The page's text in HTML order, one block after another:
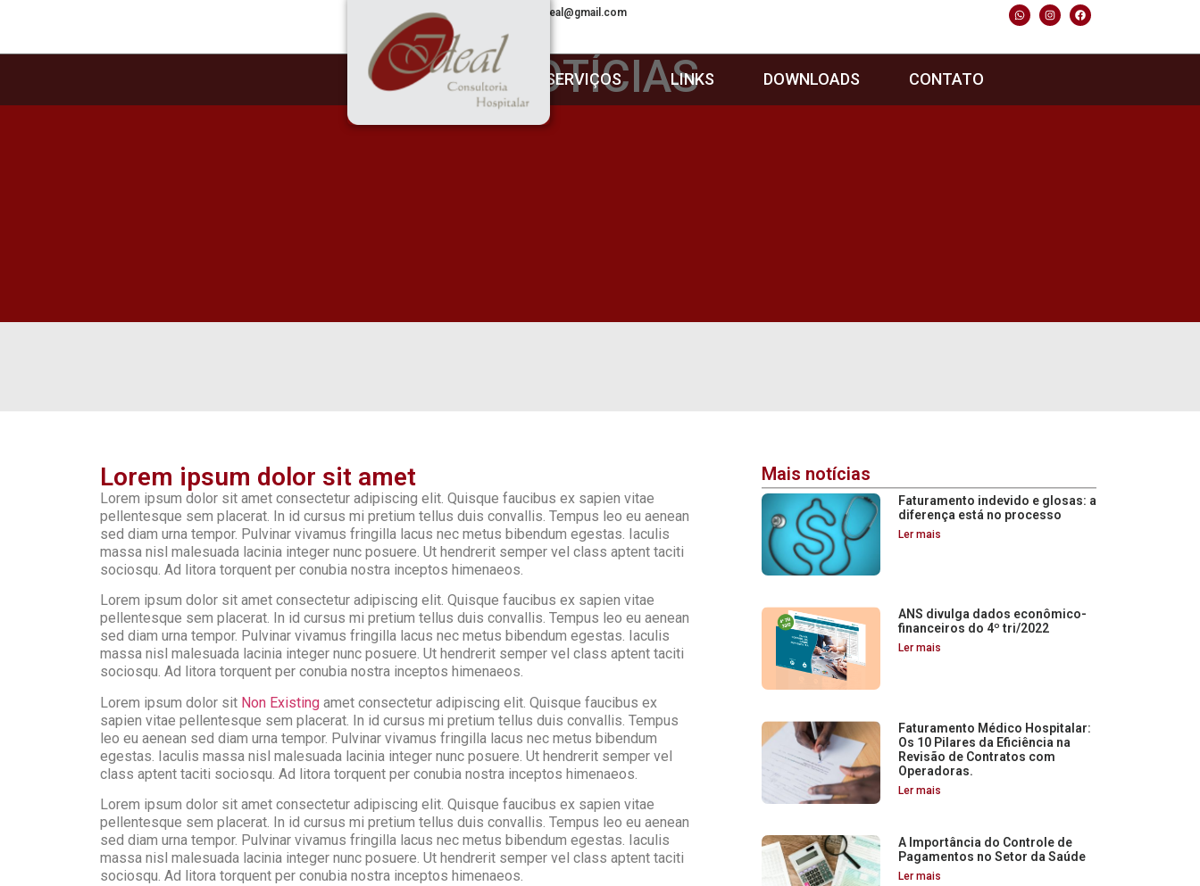
55 21 3045-4783 consult.ideal@gmail.com
HOME SOBRE SERVIÇOS LINKS DOWNLOADS CONTATO
NOTÍCIAS
Lorem ipsum dolor sit amet
Lorem ipsum dolor sit amet consectetur adipiscing elit. Quisque faucibus ex sapien vitae
pellentesque sem placerat. In id cursus mi pretium tellus duis convallis. Tempus leo eu aenean
sed diam urna tempor. Pulvinar vivamus fringilla lacus nec metus bibendum egestas. Iaculis
massa nisl malesuada lacinia integer nunc posuere. Ut hendrerit semper vel class aptent taciti
sociosqu. Ad litora torquent per conubia nostra inceptos himenaeos.
Lorem ipsum dolor sit amet consectetur adipiscing elit. Quisque faucibus ex sapien vitae
pellentesque sem placerat. In id cursus mi pretium tellus duis convallis. Tempus leo eu aenean
sed diam urna tempor. Pulvinar vivamus fringilla lacus nec metus bibendum egestas. Iaculis
massa nisl malesuada lacinia integer nunc posuere. Ut hendrerit semper vel class aptent taciti
sociosqu. Ad litora torquent per conubia nostra inceptos himenaeos.
Lorem ipsum dolor sit Non Existing amet consectetur adipiscing elit. Quisque faucibus ex
sapien vitae pellentesque sem placerat. In id cursus mi pretium tellus duis convallis. Tempus
leo eu aenean sed diam urna tempor. Pulvinar vivamus fringilla lacus nec metus bibendum
egestas. Iaculis massa nisl malesuada lacinia integer nunc posuere. Ut hendrerit semper vel
class aptent taciti sociosqu. Ad litora torquent per conubia nostra inceptos himenaeos.
Lorem ipsum dolor sit amet consectetur adipiscing elit. Quisque faucibus ex sapien vitae
pellentesque sem placerat. In id cursus mi pretium tellus duis convallis. Tempus leo eu aenean
sed diam urna tempor. Pulvinar vivamus fringilla lacus nec metus bibendum egestas. Iaculis
massa nisl malesuada lacinia integer nunc posuere. Ut hendrerit semper vel class aptent taciti
sociosqu. Ad litora torquent per conubia nostra inceptos himenaeos.
Mais notícias
Faturamento indevido e glosas: a
diferença está no processo
Ler mais
ANS divulga dados econômico-
financeiros do 4º tri/2022
Ler mais
Faturamento Médico Hospitalar:
Os 10 Pilares da Eficiência na
Revisão de Contratos com
Operadoras.
Ler mais
A Importância do Controle de
Pagamentos no Setor da Saúde
Ler mais